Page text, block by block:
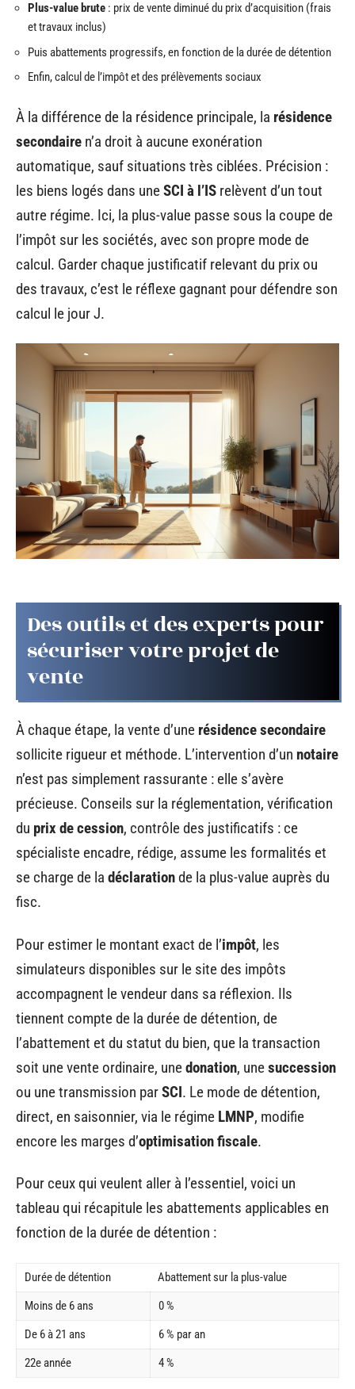
Plus-value brute : prix de vente diminué du prix d’acquisition (frais
et travaux inclus)
Puis abattements progressifs, en fonction de la durée de détention
Enfin, calcul de l’impôt et des prélèvements sociaux
À la différence de la résidence principale, la résidence
secondaire n’a droit à aucune exonération
automatique, sauf situations très ciblées. Précision :
les biens logés dans uneSCI à l’IS relèvent d’un tout
autre régime. Ici, la plus-value passe sous la coupe de
l’impôt sur les sociétés, avec son propre mode de
calcul. Garder chaque justificatif relevant du prix ou
des travaux, c’est le réflexe gagnant pour défendre son
calcul le jour J.
Des outils et des experts pour
sécuriser votre projet de
vente
À chaque étape, la vente d’une résidence secondaire
sollicite rigueur et méthode. L’intervention d’un notaire
n’est pas simplement rassurante : elle s’avère
précieuse. Conseils sur la réglementation, vérification
du prix de cession, contrôle des justificatifs : ce
spécialiste encadre, rédige, assume les formalités et
se charge de la déclarationde la plus-value auprès du
fisc.
Pour estimer le montant exact de l’impôt, les
simulateurs disponibles sur le site des impôts
accompagnent le vendeur dans sa réflexion. Ils
tiennent compte de la durée de détention, de
l’abattement et du statut du bien, que la transaction
soit une vente ordinaire, unedonation, unesuccession
ou une transmission parSCI. Le mode de détention,
direct, en saisonnier, via le régime LMNP, modifie
encore les marges d’optimisation fiscale.
Pour ceux qui veulent aller à l’essentiel, voici un
tableau qui récapitule les abattements applicables en
fonction de la durée de détention :
Durée de détention
Abattement sur la plus-value
Moins de 6 ans
0 %
De 6 à 21 ans
6 % par an
22e année
4 %